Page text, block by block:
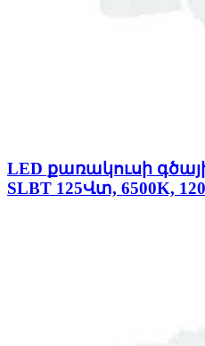
LED քառակուսի
SLBT 125Վտ, 6500K,